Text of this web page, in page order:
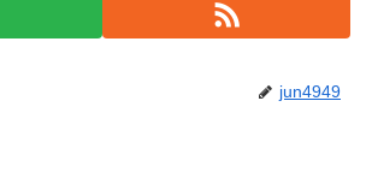
jun4949